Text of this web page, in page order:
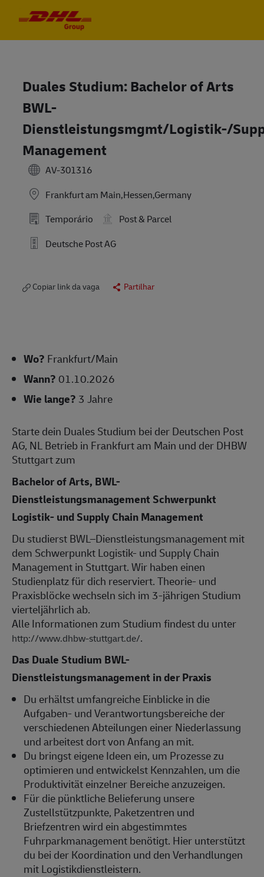
Duales Studium: Bachelor of Arts
BWL-
Dienstleistungsmgmt/Logistik-/
Management
AV-301316
Frankfurt am Main,Hessen,Germany
Temporário
Post & Parcel
Deutsche Post AG
Copiar link da vaga Partilhar
Wo? Frankfurt/Main
Wann? 01.10.2026
Wie lange? 3 Jahre
Starte dein Duales Studium bei der Deutschen Post
AG, NL Betrieb in Frankfurt am Main und der DHBW
Stuttgart zum
Bachelor of Arts, BWL-
Dienstleistungsmanagement Schwerpunkt
Logistik- und Supply Chain Management
Du studierst BWL–Dienstleistungsmanagement mit
dem Schwerpunkt Logistik- und Supply Chain
Management in Stuttgart. Wir haben einen
Studienplatz für dich reserviert. Theorie- und
Praxisblöcke wechseln sich im 3-jährigen Studium
vierteljährlich ab.
Alle Informationen zum Studium findest du unter
http://www.dhbw-stuttgart.de/.
Das Duale Studium BWL-
Dienstleistungsmanagement in der Praxis
Du erhältst umfangreiche Einblicke in die
Aufgaben- und Verantwortungsbereiche der
verschiedenen Abteilungen einer Niederlassung
und arbeitest dort von Anfang an mit.
Du bringst eigene Ideen ein, um Prozesse zu
optimieren und entwickelst Kennzahlen, um die
Produktivität einzelner Bereiche anzuzeigen.
Für die pünktliche Belieferung unsere
Zustellstützpunkte, Paketzentren und
Briefzentren wird ein abgestimmtes
Fuhrparkmanagement benötigt. Hier unterstützt
du bei der Koordination und den Verhandlungen
mit Logistikdienstleistern.